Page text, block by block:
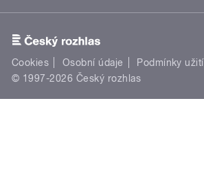
Cookies Osobní údaje Podmínky užití
© 1997-2026 Český rozhlas